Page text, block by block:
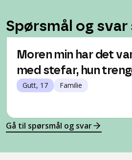
Spørsmål og svar
Moren min har det
med stefar, hun
Gutt, 17 Familie
Gå til spørsmål og svar